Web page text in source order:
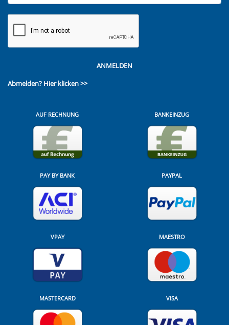
ANMELDEN
Abmelden? Hier klicken >>
AUF RECHNUNG BANKEINZUG
PAY BY BANK PAYPAL
VPAY MAESTRO
MASTERCARD VISA